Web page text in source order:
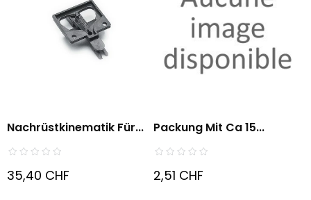
Nachrüstkinematik Für...
35,40 CHF
Packung Mit Ca 15...
2,51 CHF